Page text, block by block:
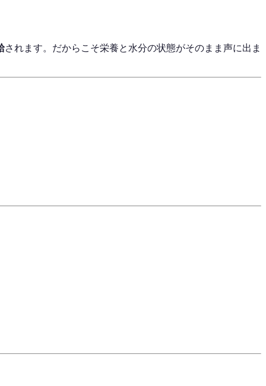
されます。だからこそ栄養と水分の状態がそのまま声に出ま